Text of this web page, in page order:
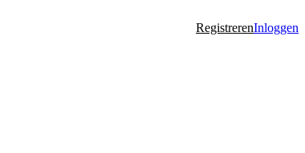
RegistrerenInloggen